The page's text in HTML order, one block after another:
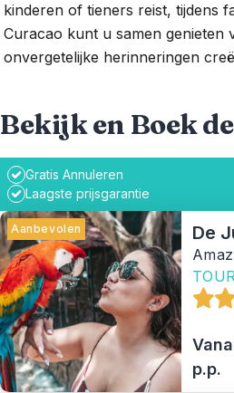
kinderen of tieners reist, tijdens
Curacao kunt u samen genieten
onvergetelijke herinneringen
Bekijk en Boek
Gratis Annuleren
Laagste prijsgarantie
Tijdsduur
Beschikbaarheid
Aanbevolen De
p.p.